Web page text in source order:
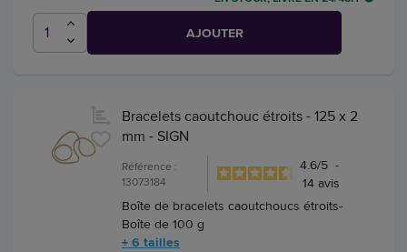
AJOUTER
Bracelets caoutchouc étroits - 125 x 2
mm - SIGN
Référence :
13073184
4.6/5 -
14avis
Boîte de bracelets caoutchoucs étroits-
Boîte de 100 g
+ 6 tailles